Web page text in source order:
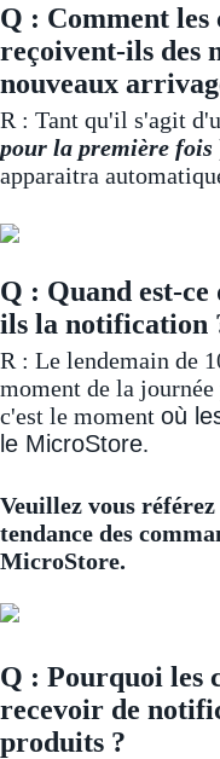
Q : Comment
reçoivent-ils des
nouveaux
R : Tant qu'il s'agit
pour la première fois
apparaitra
Q : Quand est-
ils la notification
R : Le lendemain de
moment de la
c'est le moment où
le MicroStore.
Veuillez vous
tendance des
MicroStore.
Q : Pourquoi les
recevoir de
produits ?